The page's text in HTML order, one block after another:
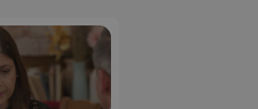
Doubleclick και παρέχει
πληροφορίες σχετικά με τον τρόπο
με τον οποίο ο τελικός χρήστης
χρησιμοποιεί τον ιστότοπο και
επισκεφθεί τον εν λόγω ιστότοπο.